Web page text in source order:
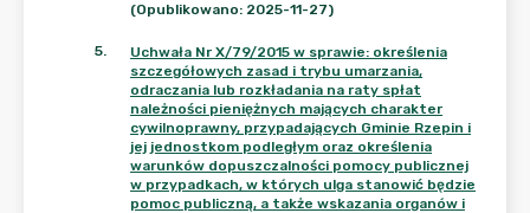
(Opublikowano: 2025-11-27)
5.
Uchwała Nr X/79/2015 w sprawie: określenia
szczegółowych zasad i trybu umarzania,
odraczania lub rozkładania na raty spłat
należności pieniężnych mających charakter
cywilnoprawny, przypadających Gminie Rzepin i
jej jednostkom podległym oraz określenia
warunków dopuszczalności pomocy publicznej
w przypadkach, w których ulga stanowić będzie
pomoc publiczną, a także wskazania organów i